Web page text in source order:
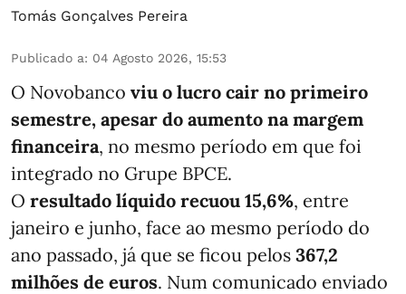
Tomás Gonçalves Pereira
Publicado a: 04 Agosto 2026, 15:53
O Novobanco viu o lucro cair no primeiro
semestre, apesar do aumento na margem
financeira, no mesmo período em que foi
integrado no Grupe BPCE.
O resultado líquido recuou 15,6%, entre
janeiro e junho, face ao mesmo período do
ano passado, já que se ficou pelos 367,2
milhões de euros. Num comunicado enviado